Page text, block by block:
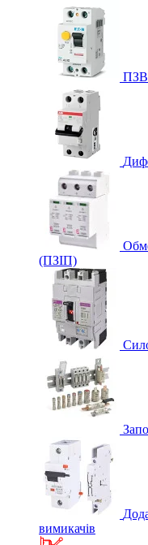
ПЗВ
(ПЗІП)
вимикачів